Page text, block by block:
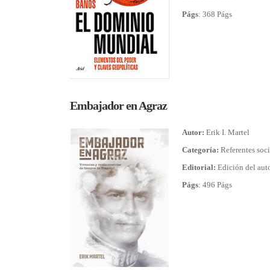
Págs: 368 Págs
Embajador en Agraz
Autor: Erik I. Martel
Categoría: Referentes
Editorial: Edición del
Págs: 496 Págs